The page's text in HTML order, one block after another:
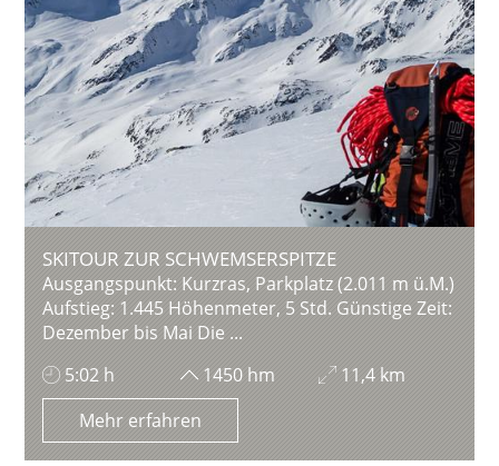
SKITOUR ZUR SCHWEMSERSPITZE
Ausgangspunkt: Kurzras, Parkplatz (2.011 m ü.M.)
Aufstieg: 1.445 Höhenmeter, 5 Std. Günstige Zeit:
Dezember bis Mai Die ...
5:02 h
1450 hm
11,4 km
Mehr erfahren